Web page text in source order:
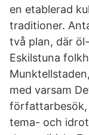
en etablerad
traditioner.
två plan, där
Eskilstuna
med varsam
författarbesök,
tema- och